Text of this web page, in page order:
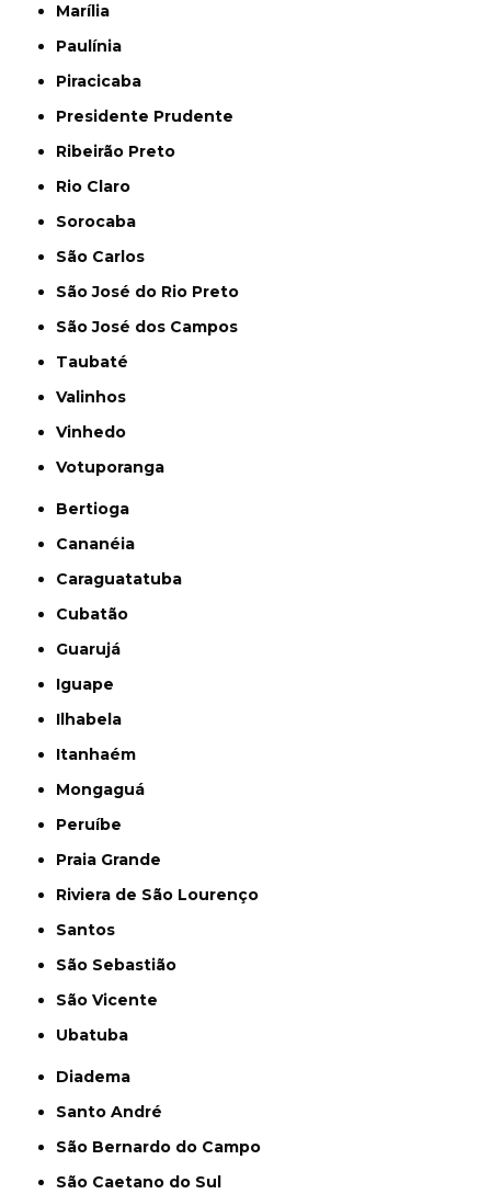
Marília
Paulínia
Piracicaba
Presidente Prudente
Ribeirão Preto
Rio Claro
Sorocaba
São Carlos
São José do Rio Preto
São José dos Campos
Taubaté
Valinhos
Vinhedo
Votuporanga
Bertioga
Cananéia
Caraguatatuba
Cubatão
Guarujá
Iguape
Ilhabela
Itanhaém
Mongaguá
Peruíbe
Praia Grande
Riviera de São Lourenço
Santos
São Sebastião
São Vicente
Ubatuba
Diadema
Santo André
São Bernardo do Campo
São Caetano do Sul